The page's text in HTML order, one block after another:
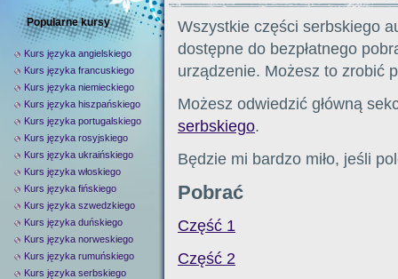
Wszystkie części serbskiego
dostępne do bezpłatnego
urządzenie. Możesz to zrobić
Możesz odwiedzić główną
serbskiego.
Będzie mi bardzo miło, jeśli
Pobrać
Część 1
Część 2
Popularne kursy
Kurs języka angielskiego
Kurs języka francuskiego
Kurs języka niemieckiego
Kurs języka hiszpańskiego
Kurs języka portugalskiego
Kurs języka rosyjskiego
Kurs języka ukraińskiego
Kurs języka włoskiego
Kurs języka fińskiego
Kurs języka szwedzkiego
Kurs języka duńskiego
Kurs języka norweskiego
Kurs języka rumuńskiego
Kurs języka serbskiego